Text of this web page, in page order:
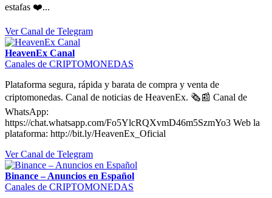
estafas ❤️...
Ver Canal de Telegram
HeavenEx Canal
Canales de CRIPTOMONEDAS
Plataforma segura, rápida y barata de compra y venta de
criptomonedas. Canal de noticias de HeavenEx. 🗞📰 Canal de
WhatsApp:
https://chat.whatsapp.com/Fo5YlcRQXvmD46m5SzmYo3 Web la
plataforma: http://bit.ly/HeavenEx_Oficial
Ver Canal de Telegram
Binance – Anuncios en Español
Canales de CRIPTOMONEDAS